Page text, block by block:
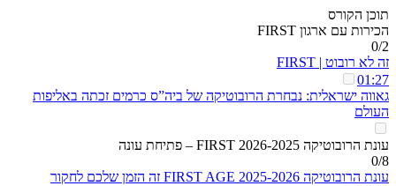
תוכן הקורס
הכירות עם ארגון FIRST
0/2
זה לא רובוט | FIRST
01:27
גאווה ישראלית: נבחרת הרובוטיקה של ביה”ס כרמים זכתה באליפות
העולם
עונת הרובוטיקה 2026-2025 FIRST – פתיחת עונה
0/8
עונת הרובוטיקה 2025-2026 FIRST AGE זה הזמן שלכם לחקור